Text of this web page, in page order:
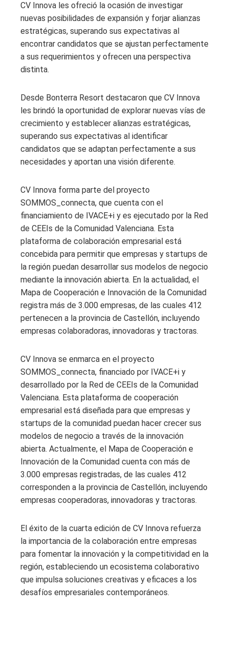
CV Innova les ofreció la ocasión de investigar
nuevas posibilidades de expansión y forjar alianzas
estratégicas, superando sus expectativas al
encontrar candidatos que se ajustan perfectamente
a sus requerimientos y ofrecen una perspectiva
distinta.
Desde Bonterra Resort destacaron que CV Innova
les brindó la oportunidad de explorar nuevas vías de
crecimiento y establecer alianzas estratégicas,
superando sus expectativas al identificar
candidatos que se adaptan perfectamente a sus
necesidades y aportan una visión diferente.
CV Innova forma parte del proyecto
SOMMOS_connecta, que cuenta con el
financiamiento de IVACE+i y es ejecutado por la Red
de CEEIs de la Comunidad Valenciana. Esta
plataforma de colaboración empresarial está
concebida para permitir que empresas y startups de
la región puedan desarrollar sus modelos de negocio
mediante la innovación abierta. En la actualidad, el
Mapa de Cooperación e Innovación de la Comunidad
registra más de 3.000 empresas, de las cuales 412
pertenecen a la provincia de Castellón, incluyendo
empresas colaboradoras, innovadoras y tractoras.
CV Innova se enmarca en el proyecto
SOMMOS_connecta, financiado por IVACE+i y
desarrollado por la Red de CEEIs de la Comunidad
Valenciana. Esta plataforma de cooperación
empresarial está diseñada para que empresas y
startups de la comunidad puedan hacer crecer sus
modelos de negocio a través de la innovación
abierta. Actualmente, el Mapa de Cooperación e
Innovación de la Comunidad cuenta con más de
3.000 empresas registradas, de las cuales 412
corresponden a la provincia de Castellón, incluyendo
empresas cooperadoras, innovadoras y tractoras.
El éxito de la cuarta edición de CV Innova refuerza
la importancia de la colaboración entre empresas
para fomentar la innovación y la competitividad en la
región, estableciendo un ecosistema colaborativo
que impulsa soluciones creativas y eficaces a los
desafíos empresariales contemporáneos.